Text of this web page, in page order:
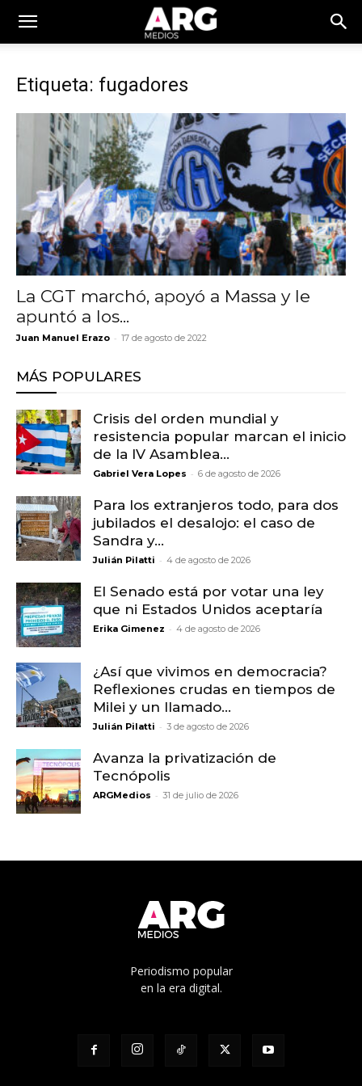
Etiqueta: fugadores
La CGT marchó, apoyó a Massa y le
apuntó a los...
Juan Manuel Erazo - 17 de agosto de 2022
MÁS POPULARES
Crisis del orden mundial y
resistencia popular marcan el inicio
de la IV Asamblea...
Gabriel Vera Lopes - 6 de agosto de 2026
Para los extranjeros todo, para dos
jubilados el desalojo: el caso de
Sandra y...
Julián Pilatti - 4 de agosto de 2026
El Senado está por votar una ley
que ni Estados Unidos aceptaría
Erika Gimenez - 4 de agosto de 2026
¿Así que vivimos en democracia?
Reflexiones crudas en tiempos de
Milei y un llamado...
Julián Pilatti - 3 de agosto de 2026
Avanza la privatización de
Tecnópolis
ARGMedios - 31 de julio de 2026
Periodismo popular
en la era digital.